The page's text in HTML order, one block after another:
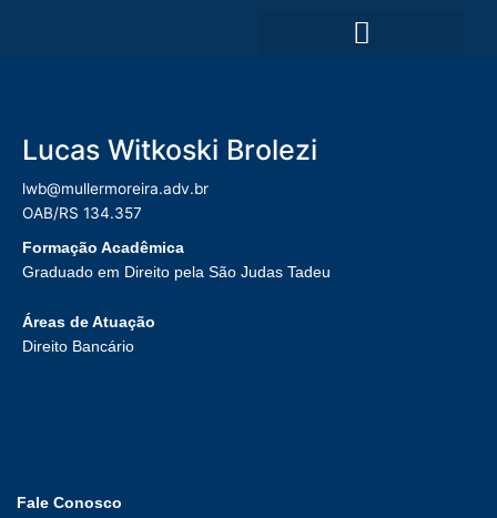
Lucas Witkoski Brolezi
lwb@mullermoreira.adv.br
OAB/RS 134.357
Formação Acadêmica
Graduado em Direito pela São Judas Tadeu
Áreas de Atuação
Direito Bancário
Fale Conosco